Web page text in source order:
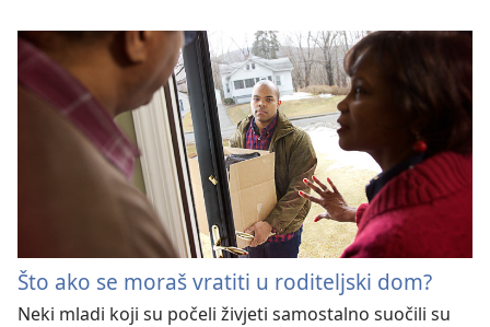
Što ako se moraš vratiti u roditeljski dom?
Neki mladi koji su počeli živjeti samostalno suočili su